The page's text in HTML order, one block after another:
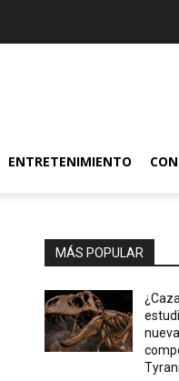
ENTRETENIMIENTO
MÁS POPULAR